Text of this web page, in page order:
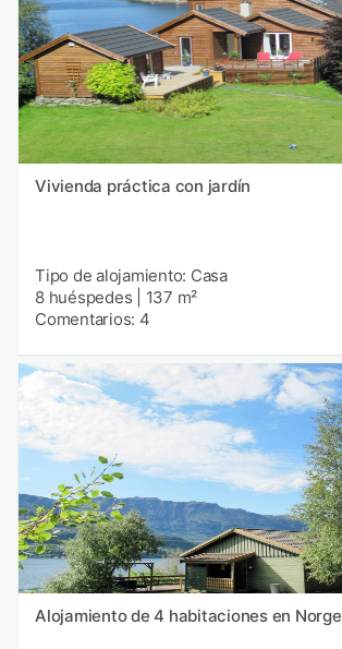
Vivienda práctica con jardín
Tipo de alojamiento: Casa
8 huéspedes
137 m²
Comentarios: 4
Alojamiento de 4 habitaciones en Norge